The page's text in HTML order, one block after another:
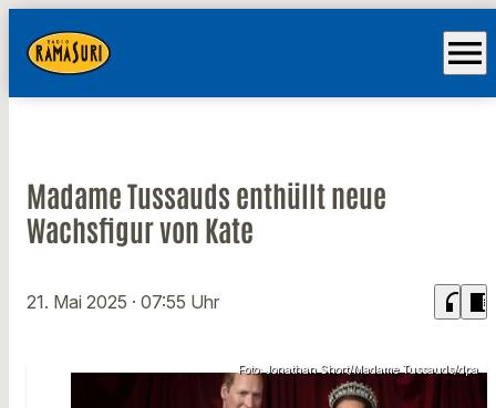
menu
Madame Tussauds enthüllt neue
Wachsfigur von Kate
21. Mai 2025 · 07:55 Uhr headphones chrome_reader_mode
Foto: Jonathan Short/Madame Tussauds/dpa